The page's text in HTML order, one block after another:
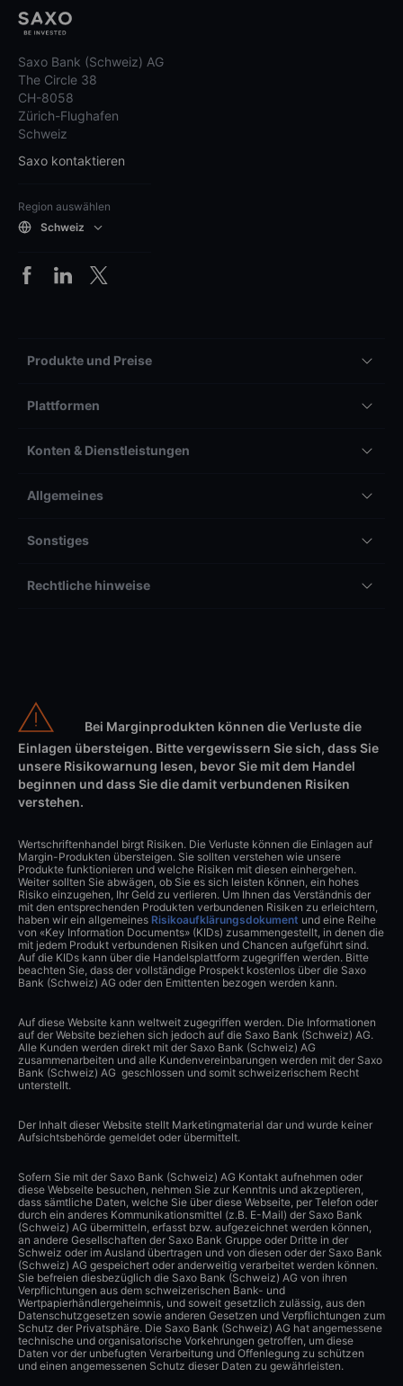
Saxo Bank (Schweiz) AG
The Circle 38
CH-8058
Zürich-Flughafen
Schweiz
Saxo kontaktieren
Region auswählen
Schweiz
Produkte und Preise
Plattformen
Konten & Dienstleistungen
Allgemeines
Sonstiges
Rechtliche hinweise
Bei Marginprodukten können die Verluste die
Einlagen übersteigen. Bitte vergewissern Sie sich, dass Sie
unsere Risikowarnung lesen, bevor Sie mit dem Handel
beginnen und dass Sie die damit verbundenen Risiken
verstehen.
Wertschriftenhandel birgt Risiken. Die Verluste können die Einlagen auf
Margin-Produkten übersteigen. Sie sollten verstehen wie unsere
Produkte funktionieren und welche Risiken mit diesen einhergehen.
Weiter sollten Sie abwägen, ob Sie es sich leisten können, ein hohes
Risiko einzugehen, Ihr Geld zu verlieren. Um Ihnen das Verständnis der
mit den entsprechenden Produkten verbundenen Risiken zu erleichtern,
haben wir ein allgemeines Risikoaufklärungsdokument und eine Reihe
von «Key Information Documents» (KIDs) zusammengestellt, in denen die
mit jedem Produkt verbundenen Risiken und Chancen aufgeführt sind.
Auf die KIDs kann über die Handelsplattform zugegriffen werden. Bitte
beachten Sie, dass der vollständige Prospekt kostenlos über die Saxo
Bank (Schweiz) AG oder den Emittenten bezogen werden kann.
Auf diese Website kann weltweit zugegriffen werden. Die Informationen
auf der Website beziehen sich jedoch auf die Saxo Bank (Schweiz) AG.
Alle Kunden werden direkt mit der Saxo Bank (Schweiz) AG
zusammenarbeiten und alle Kundenvereinbarungen werden mit der Saxo
Bank (Schweiz) AG geschlossen und somit schweizerischem Recht
unterstellt.
Der Inhalt dieser Website stellt Marketingmaterial dar und wurde keiner
Aufsichtsbehörde gemeldet oder übermittelt.
Sofern Sie mit der Saxo Bank (Schweiz) AG Kontakt aufnehmen oder
diese Webseite besuchen, nehmen Sie zur Kenntnis und akzeptieren,
dass sämtliche Daten, welche Sie über diese Webseite, per Telefon oder
durch ein anderes Kommunikationsmittel (z.B. E-Mail) der Saxo Bank
(Schweiz) AG übermitteln, erfasst bzw. aufgezeichnet werden können,
an andere Gesellschaften der Saxo Bank Gruppe oder Dritte in der
Schweiz oder im Ausland übertragen und von diesen oder der Saxo Bank
(Schweiz) AG gespeichert oder anderweitig verarbeitet werden können.
Sie befreien diesbezüglich die Saxo Bank (Schweiz) AG von ihren
Verpflichtungen aus dem schweizerischen Bank- und
Wertpapierhändlergeheimnis, und soweit gesetzlich zulässig, aus den
Datenschutzgesetzen sowie anderen Gesetzen und Verpflichtungen zum
Schutz der Privatsphäre. Die Saxo Bank (Schweiz) AG hat angemessene
technische und organisatorische Vorkehrungen getroffen, um diese
Daten vor der unbefugten Verarbeitung und Offenlegung zu schützen
und einen angemessenen Schutz dieser Daten zu gewährleisten.